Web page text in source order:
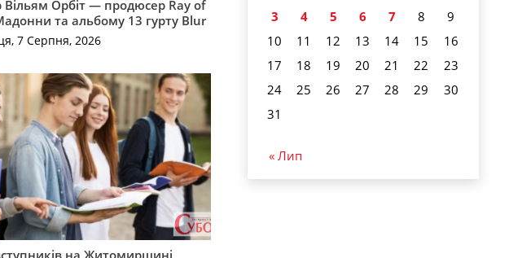
Орбіт — продюсер Ray of
та альбому 13 гурту Blur
7 Серпня, 2026
на Житомирщині
3
4 5 6 7 8
9
10
11 12 13 14 15
16
17
18 19 20 21 22
23
24
25 26 27 28 29
30
31
« Лип